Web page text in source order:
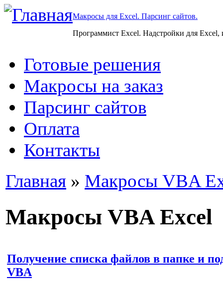
Макросы для Excel. Парсинг сайтов.
Программист Excel. Надстройки для Excel,
Готовые решения
Макросы на заказ
Парсинг сайтов
Оплата
Контакты
Главная » Макросы VBA
Макросы VBA Excel
Получение списка файлов в папке и
VBA